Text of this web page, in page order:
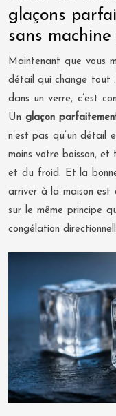
glaçons
sans
Maintenant que vous
détail qui change tout
dans un verre, c’est
Unglaçon
n’est pas qu’un détail
moins votre boisson, et
et du froid. Et la
arriver à la maison est
sur le même principe
congélation